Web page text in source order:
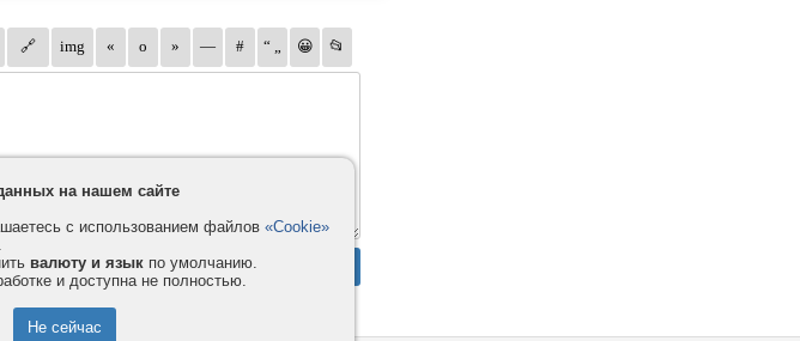
на нашем сайте
с использованием файлов «Cookie»
.
валюту и язык по умолчанию.
и доступна не полностью.